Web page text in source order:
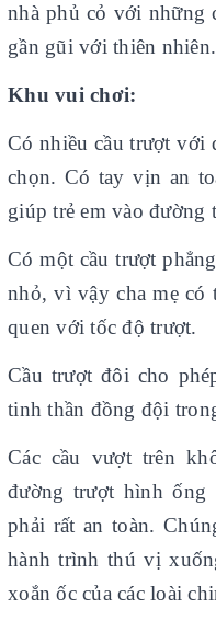
nhà phủ cỏ với những
gần gũi với thiên nhiên.
Khu vui chơi:
Có nhiều cầu trượt với
chọn. Có tay vịn an
giúp trẻ em vào đường
Có một cầu trượt
nhỏ, vì vậy cha mẹ
quen với tốc độ trượt.
Cầu trượt đôi cho
tinh thần đồng đội
Các cầu vượt trên
đường trượt hình
phải rất an toàn.
hành trình thú vị
xoắn ốc của các loài